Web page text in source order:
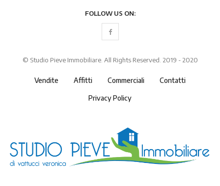
FOLLOW US ON:
© Studio Pieve Immobiliare. All Rights Reserved. 2019 - 2020
Vendite Affitti Commerciali Contatti
Privacy Policy